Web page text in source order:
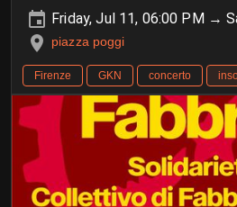
Friday, Jul 11, 06:00 PM →
piazza poggi
Firenze GKN concerto